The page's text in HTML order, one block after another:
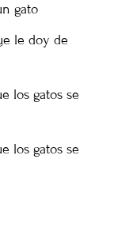
gato
le doy de
los gatos se
los gatos se